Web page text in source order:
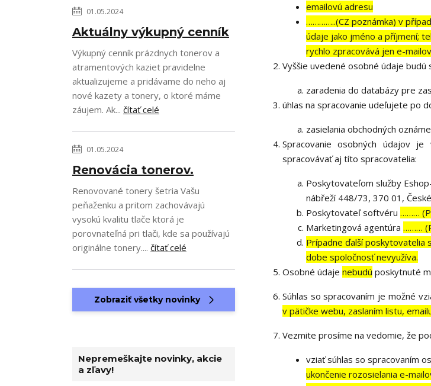
01.05.2024
Aktuálny výkupný cenník
Výkupný cenník prázdnych tonerov a
atramentových kaziet pravidelne
aktualizujeme a pridávame do neho aj
nové kazety a tonery, o ktoré máme
záujem. Ak... čítať celé
01.05.2024
Renovácia tonerov.
Renovované tonery šetria Vašu
peňaženku a pritom zachovávajú
vysokú kvalitu tlače ktorá je
porovnateľná pri tlači, kde sa používajú
originálne tonery.... čítať celé
Zobraziť všetky novinky
Nepremeškajte novinky, akcie
a zľavy!
emailovú adresu
…………..(CZ poznámka) v
údaje jako jméno a příjmení;
rychlo zpracovává jen e-
Vyššie uvedené osobné údaje budú
zaradenia do databázy pre
úhlas na spracovanie udeľujete po
zasielania obchodných
Spracovanie osobných údajov
spracovávať aj títo spracovatelia:
Poskytovateľom služby
nábřeží 448/73, 370 01,
Poskytovateľ softvéru ………
Marketingová agentúra ………
Prípadne ďalší poskytovatelia
dobe spoločnosť nevyužíva.
Osobné údaje nebudú poskytnuté
Súhlas so spracovaním je možné
v pätičke webu, zaslaním listu,
Vezmite prosíme na vedomie, že
vziať súhlas so spracovaním
ukončenie rozosielania e-